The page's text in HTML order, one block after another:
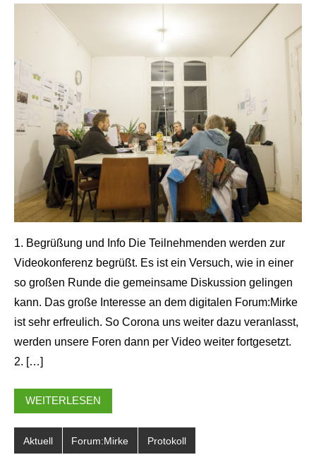
Grau
1. Begrüßung und Info Die Teilnehmenden werden zur
Videokonferenz begrüßt. Es ist ein Versuch, wie in einer
so großen Runde die gemeinsame Diskussion gelingen
kann. Das große Interesse an dem digitalen Forum:Mirke
ist sehr erfreulich. So Corona uns weiter dazu veranlasst,
werden unsere Foren dann per Video weiter fortgesetzt.
2. […]
WEITERLESEN
Aktuell Forum:Mirke Protokoll